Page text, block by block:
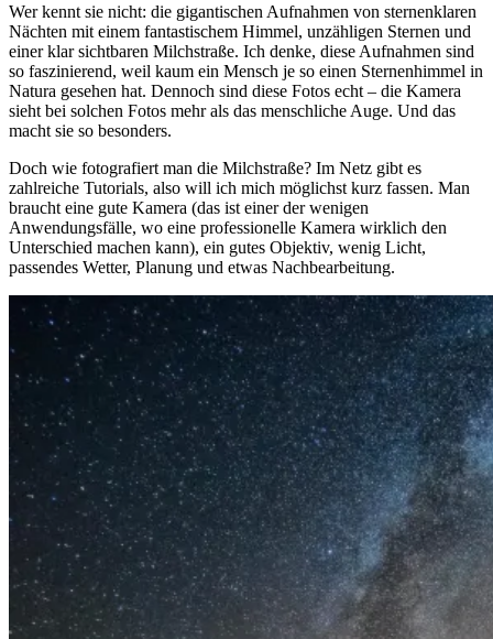
Wer kennt sie nicht: die gigantischen Aufnahmen von sternenklaren
Nächten mit einem fantastischem Himmel, unzähligen Sternen und
einer klar sichtbaren Milchstraße. Ich denke, diese Aufnahmen sind
so faszinierend, weil kaum ein Mensch je so einen Sternenhimmel in
Natura gesehen hat. Dennoch sind diese Fotos echt – die Kamera
sieht bei solchen Fotos mehr als das menschliche Auge. Und das
macht sie so besonders.
Doch wie fotografiert man die Milchstraße? Im Netz gibt es
zahlreiche Tutorials, also will ich mich möglichst kurz fassen. Man
braucht eine gute Kamera (das ist einer der wenigen
Anwendungsfälle, wo eine professionelle Kamera wirklich den
Unterschied machen kann), ein gutes Objektiv, wenig Licht,
passendes Wetter, Planung und etwas Nachbearbeitung.